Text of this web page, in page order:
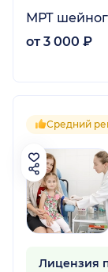
МРТ
от 3 000 ₽
Средний
Лицензия